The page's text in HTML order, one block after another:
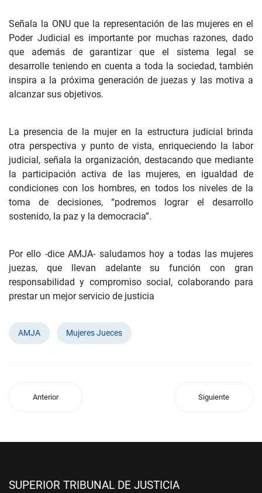
Señala la ONU que la representación de las mujeres en el
Poder Judicial es importante por muchas razones, dado
que además de garantizar que el sistema legal se
desarrolle teniendo en cuenta a toda la sociedad, también
inspira a la próxima generación de juezas y las motiva a
alcanzar sus objetivos.
La presencia de la mujer en la estructura judicial brinda
otra perspectiva y punto de vista, enriqueciendo la labor
judicial, señala la organización, destacando que mediante
la participación activa de las mujeres, en igualdad de
condiciones con los hombres, en todos los niveles de la
toma de decisiones, “podremos lograr el desarrollo
sostenido, la paz y la democracia”.
Por ello -dice AMJA- saludamos hoy a todas las mujeres
juezas, que llevan adelante su función con gran
responsabilidad y compromiso social, colaborando para
prestar un mejor servicio de justicia
AMJA Mujeres Jueces
Anterior Siguiente
SUPERIOR TRIBUNAL DE JUSTICIA